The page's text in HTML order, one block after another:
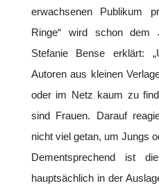
erwachsenen Publikum
Ringe“ wird schon dem
Stefanie Bense erklärt:
Autoren aus kleinen
oder im Netz kaum zu
sind Frauen. Darauf
nicht viel getan, um Jungs
Dementsprechend ist
hauptsächlich in der